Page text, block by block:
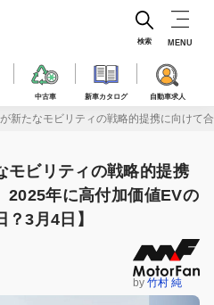
中古車 新車カタログ 自動車求人
検索 MENU
新たなモビリティの戦略的提携に向けて
モビリティの戦略的提携
2025年に高付加価値EVの
3月4日】
by 竹村 純